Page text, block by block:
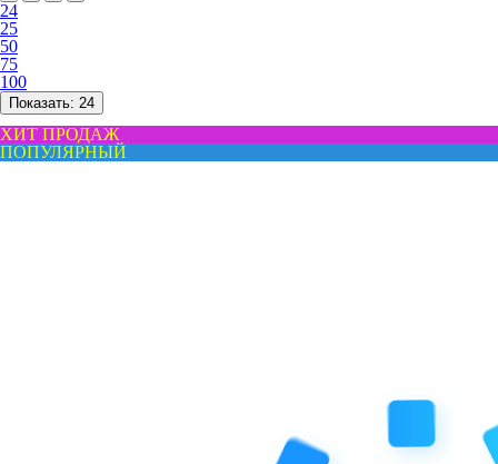
24
25
50
75
100
Показать: 24
ХИТ ПРОДАЖ
ПОПУЛЯРНЫЙ